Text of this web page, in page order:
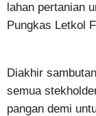
lahan pertanian
Pungkas Letkol
Diakhir
semua
pangan demi